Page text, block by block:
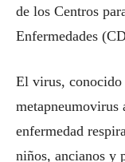
de los Centros
Enfermedades
El virus,
metapneumovirus
enfermedad
niños, ancianos y